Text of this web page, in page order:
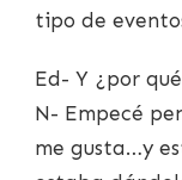
tipo de
Ed- Y ¿por
N- Empecé
me gusta…y